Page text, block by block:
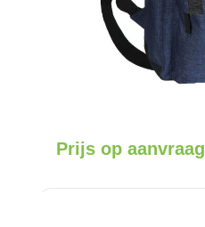
Prijs op aanvraag